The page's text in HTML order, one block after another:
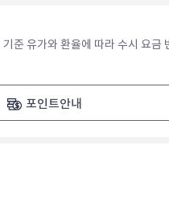
준 유가와 환율에 따라 수시 요금
포인트안내